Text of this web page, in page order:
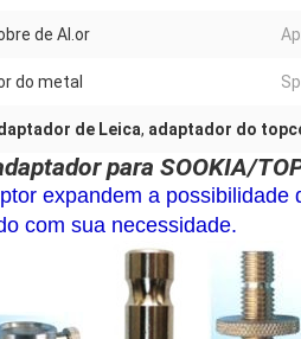
de Al.or
do metal
de Leica, adaptador do
para SOOKIA/
expandem a possibilidade
com sua necessidade.